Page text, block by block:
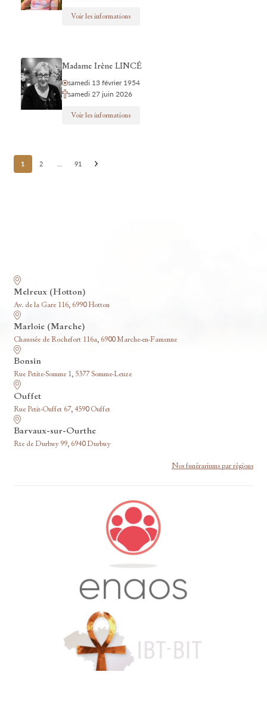
Voir les informations
Madame Irène LINCÉ
samedi 13 février 1954
samedi 27 juin 2026
Voir les informations
Posts
pagination
1 2 91
Melreux (Hotton)
Av. de la Gare 116, 6990 Hotton
Marloie (Marche)
Chaussée de Rochefort 116a, 6900 Marche-en-Famenne
Bonsin
Rue Petite-Somme 1, 5377 Somme-Leuze
Ouffet
Rue Petit-Ouffet 67, 4590 Ouffet
Barvaux-sur-Ourthe
Rte de Durbuy 99, 6940 Durbuy
Nos funérariums par régions